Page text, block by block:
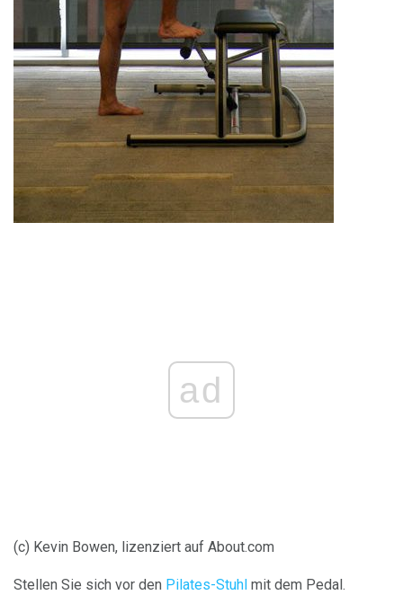
ad
(c) Kevin Bowen, lizenziert auf About.com
Stellen Sie sich vor den Pilates-Stuhl mit dem Pedal.